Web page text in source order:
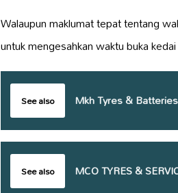
Walaupun maklumat tepat tentang
untuk mengesahkan waktu buka
See also Mkh Tyres &
See also MCO TYRES &